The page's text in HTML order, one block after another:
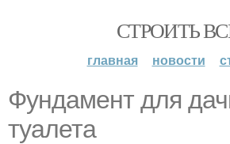
СТРОИТЬ
главная новости
Фундамент для
туалета